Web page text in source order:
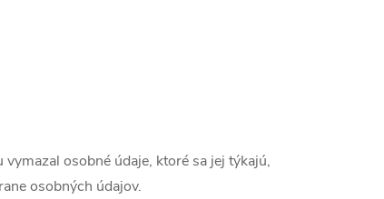
osobné údaje, ktoré sa jej týkajú,
osobných údajov.